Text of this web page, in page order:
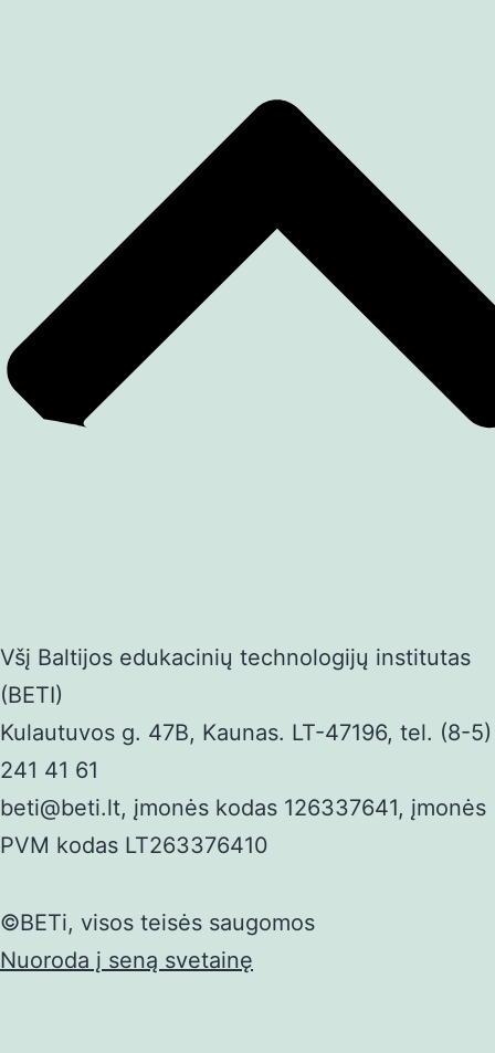
Všį Baltijos edukacinių technologijų institutas
(BETI)
Kulautuvos g. 47B, Kaunas. LT-47196, tel. (8-5)
241 41 61
beti@beti.lt, įmonės kodas 126337641, įmonės
PVM kodas LT263376410
©BETi, visos teisės saugomos
Nuoroda į seną svetainę